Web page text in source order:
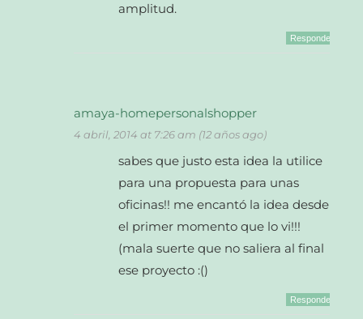
amplitud.
Responder
amaya-homepersonalshopper
4 abril, 2014 at 7:26 am (12 años ago)
sabes que justo esta idea la utilice
para una propuesta para unas
oficinas!! me encantó la idea desde
el primer momento que lo vi!!!
(mala suerte que no saliera al final
ese proyecto :()
Responder